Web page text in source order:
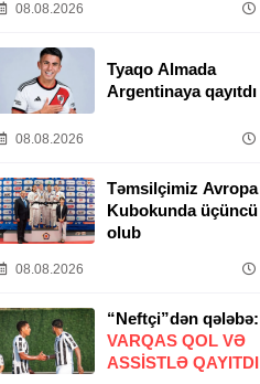
08.08.2026
Tyaqo Almada
Argentinaya qayıtdı
08.08.2026
Təmsilçimiz Avropa
Kubokunda üçüncü
olub
08.08.2026
“Neftçi”dən qələbə:
VARQAS QOL VƏ
ASSİSTLƏ QAYITDI